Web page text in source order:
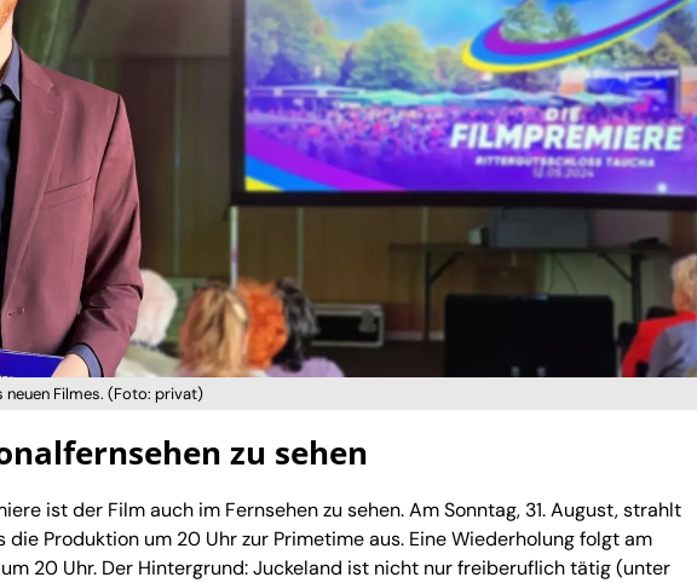
neuen Filmes. (Foto: privat)
zu sehen
ist der Film auch im Fernsehen zu sehen. Am Sonntag, 31. August, strahlt
die Produktion um 20 Uhr zur Primetime aus. Eine Wiederholung folgt am
20 Uhr. Der Hintergrund: Juckeland ist nicht nur freiberuflich tätig (unter